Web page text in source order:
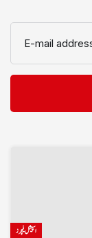
E-mail
اسپیشل فیچرز